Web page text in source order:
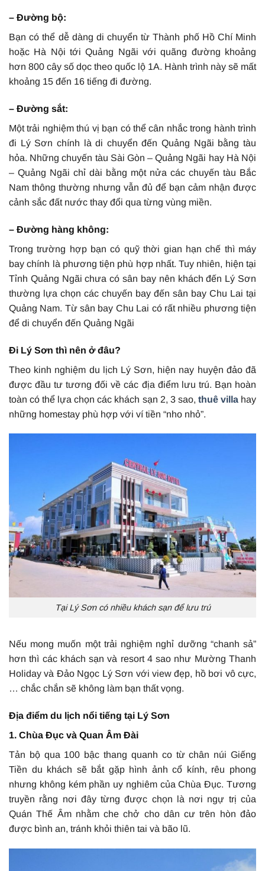
– Đường bộ:
Bạn có thể dễ dàng di chuyển từ Thành phố Hồ Chí Minh
hoặc Hà Nội tới Quảng Ngãi với quãng đường khoảng
hơn 800 cây số dọc theo quốc lộ 1A. Hành trình này sẽ mất
khoảng 15 đến 16 tiếng đi đường.
– Đường sắt:
Một trải nghiệm thú vị bạn có thể cân nhắc trong hành trình
đi Lý Sơn chính là di chuyển đến Quảng Ngãi bằng tàu
hỏa. Những chuyến tàu Sài Gòn – Quảng Ngãi hay Hà Nội
– Quảng Ngãi chỉ dài bằng một nửa các chuyến tàu Bắc
Nam thông thường nhưng vẫn đủ để bạn cảm nhận được
cảnh sắc đất nước thay đổi qua từng vùng miền.
– Đường hàng không:
Trong trường hợp bạn có quỹ thời gian hạn chế thì máy
bay chính là phương tiện phù hợp nhất. Tuy nhiên, hiện tại
Tỉnh Quảng Ngãi chưa có sân bay nên khách đến Lý Sơn
thường lựa chọn các chuyến bay đến sân bay Chu Lai tại
Quảng Nam. Từ sân bay Chu Lai có rất nhiều phương tiện
để di chuyển đến Quảng Ngãi
Đi Lý Sơn thì nên ở đâu?
Theo kinh nghiệm du lịch Lý Sơn, hiện nay huyện đảo đã
được đầu tư tương đối về các địa điểm lưu trú. Bạn hoàn
toàn có thể lựa chọn các khách sạn 2, 3 sao, thuê villahay
những homestay phù hợp với ví tiền “nho nhỏ”.
Tại Lý Sơn có nhiều khách sạn để lưu trú
Nếu mong muốn một trải nghiệm nghỉ dưỡng “chanh sả”
hơn thì các khách sạn và resort 4 sao như Mường Thanh
Holiday và Đảo Ngọc Lý Sơn với view đẹp, hồ bơi vô cực,
… chắc chắn sẽ không làm bạn thất vọng.
Địa điểm du lịch nổi tiếng tại Lý Sơn
1. Chùa Đục và Quan Âm Đài
Tản bộ qua 100 bậc thang quanh co từ chân núi Giếng
Tiền du khách sẽ bắt gặp hình ảnh cổ kính, rêu phong
nhưng không kém phần uy nghiêm của Chùa Đục. Tương
truyền rằng nơi đây từng được chọn là nơi ngự trị của
Quán Thế Âm nhằm che chở cho dân cư trên hòn đảo
được bình an, tránh khỏi thiên tai và bão lũ.